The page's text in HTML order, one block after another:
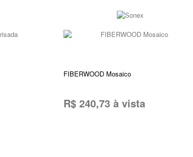
FIBERWOOD Mosaico
R$ 240,73 à vista